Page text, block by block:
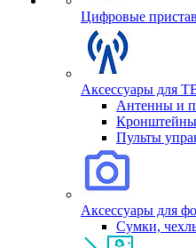
Цифровые
Аксессуары для
Антенны и
Пульты
Аксессуары для
Сумки,